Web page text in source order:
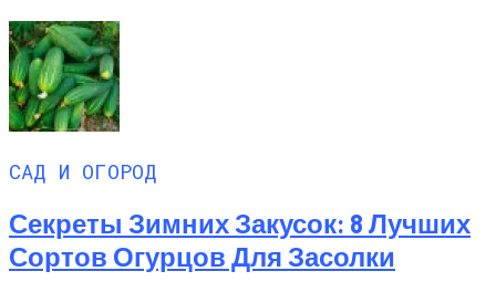
САД И ОГОРОД
Секреты Зимних Закусок: 8 Лучших
Сортов Огурцов Для Засолки